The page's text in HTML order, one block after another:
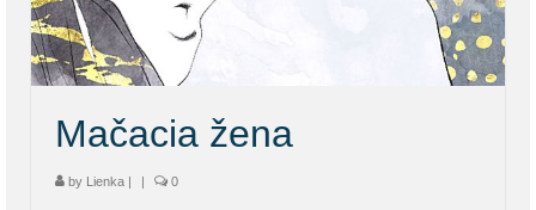
KONTAKT
BLOG
Mačacia žena
by Lienka | | 0